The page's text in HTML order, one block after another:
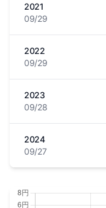
2021
09/29
2022
09/29
2023
09/28
2024
09/27